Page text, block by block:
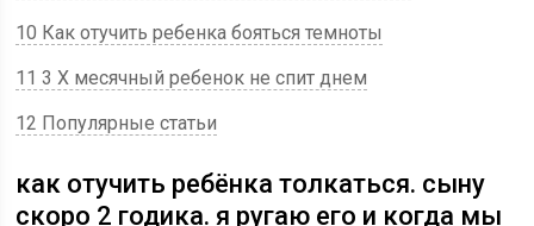
10 Как отучить ребенка бояться темноты
11 3 Х месячный ребенок не спит днем
12 Популярные статьи
как отучить ребёнка толкаться. сыну
скоро 2 годика. я ругаю его и когда мы